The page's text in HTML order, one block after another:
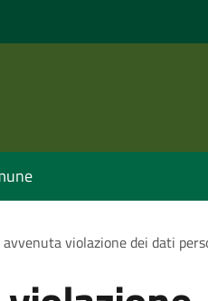
violazione dei dati